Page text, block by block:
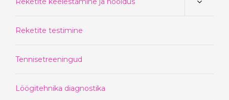
Reketite testimine
Tennisetreeningud
Löögitehnika diagnostika